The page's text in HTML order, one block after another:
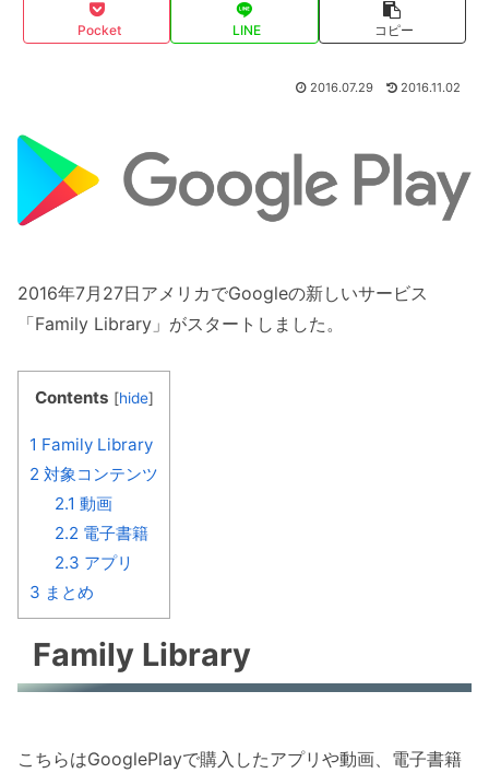
Pocket LINE コピー
2016.07.29 2016.11.02
2016年7月27日アメリカでGoogleの新しいサービス
「Family Library」がスタートしました。
Contents [hide]
1 Family Library
2 対象コンテンツ
2.1 動画
2.2 電子書籍
2.3 アプリ
3 まとめ
Family Library
こちらはGooglePlayで購入したアプリや動画、電子書籍